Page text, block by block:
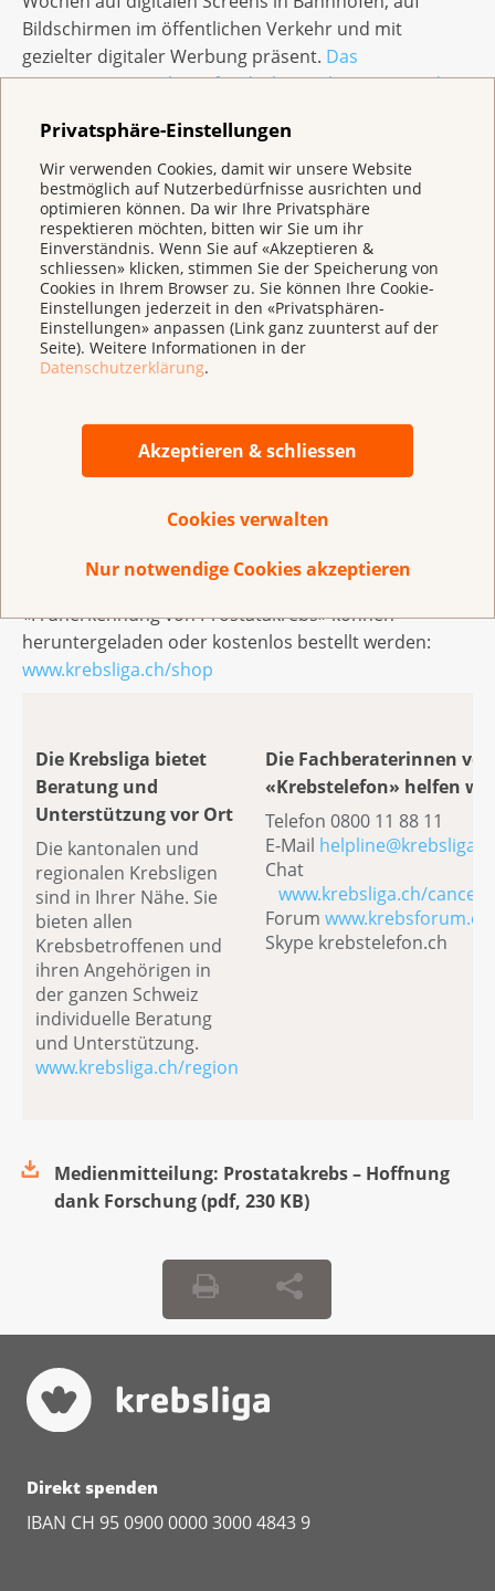
Privatsphäre-Einstellungen
Wir verwenden Cookies, damit wir unsere Website
bestmöglich auf Nutzerbedürfnisse ausrichten und
optimieren können. Da wir Ihre Privatsphäre
respektieren möchten, bitten wir Sie um ihr
Einverständnis. Wenn Sie auf «Akzeptieren &
schliessen» klicken, stimmen Sie der Speicherung von
Cookies in Ihrem Browser zu. Sie können Ihre Cookie-
Einstellungen jederzeit in den «Privatsphären-
Einstellungen» anpassen (Link ganz zuunterst auf der
Seite). Weitere Informationen in der
Datenschutzerklärung.
Akzeptieren & schliessen
Cookies verwalten
Nur notwendige Cookies akzeptieren
Bildschirmen im öffentlichen Verkehr und mit
gezielter digitaler Werbung präsent. Das
Kampagnensujet kann für die kostenlose Verwendung
Die Krebsliga informiert, unterstützt und
begleitet
Früherkennung ja oder nein?
Ab 50 steigt das Risiko, an Prostatakrebs zu
erkranken. Früh erkannt, kann diese Krankheit oft
erfolgreich behandelt werden. Auf der Website der
Krebsliga können Sie sich über die Methoden und
www.krebsliga.ch/prostatakrebs
Neues Infomaterial im Pocket-Size-Format
Broschüren wie das neue Booklet «Früherkennung
von Prostatakrebs – Fragen und Antworten» oder die
umfassenden Broschüren «Prostatakrebs» sowie
«Früherkennung von Prostatakrebs» können
heruntergeladen oder kostenlos bestellt werden:
www.krebsliga.ch/shop
Die Krebsliga bietet
Beratung und
Unterstützung vor Ort
Die kantonalen und
regionalen Krebsligen
sind in Ihrer Nähe. Sie
bieten allen
Krebsbetroffenen und
ihren Angehörigen in
der ganzen Schweiz
individuelle Beratung
und Unterstützung.
www.krebsliga.ch/region
Die Fachberaterinnen
«Krebstelefon» helfen
Telefon 0800 11 88 11
E-Mail
Chat
www.krebsliga.ch/
Forum www.krebsforum.ch
Skype krebstelefon.ch
Medienmitteilung: Prostatakrebs – Hoffnung
dank Forschung(pdf, 230 KB)
Direkt spenden
IBAN CH 95 0900 0000 3000 4843 9